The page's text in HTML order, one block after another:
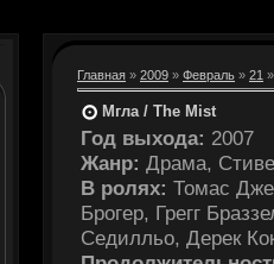
Главная » 2009 » Февраль » 21
Мгла / The Mist
Год выхода: 2007
Жанр: Драма,
В ролях: Томас
Брогер, Грегг
Седилльо, Дерек